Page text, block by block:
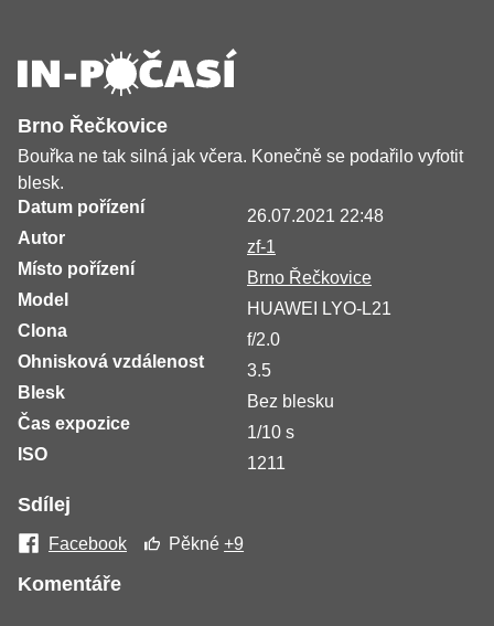
Brno Řečkovice
Bouřka ne tak silná jak včera. Konečně se podařilo vyfotit
blesk.
Datum pořízení
26.07.2021 22:48
Autor
zf-1
Místo pořízení
Brno Řečkovice
Model
HUAWEI LYO-L21
Clona
f/2.0
Ohnisková vzdálenost
3.5
Blesk
Bez blesku
Čas expozice
1/10 s
ISO
1211
Sdílej
Facebook Pěkné+9
Komentáře